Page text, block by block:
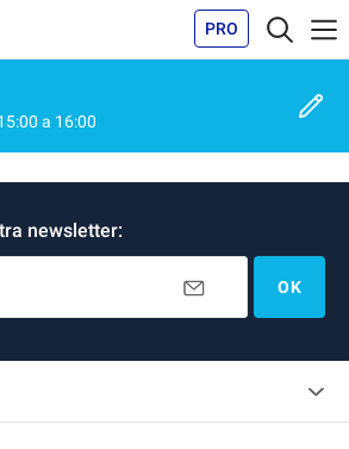
PRO
a 16:00
newsletter:
OK